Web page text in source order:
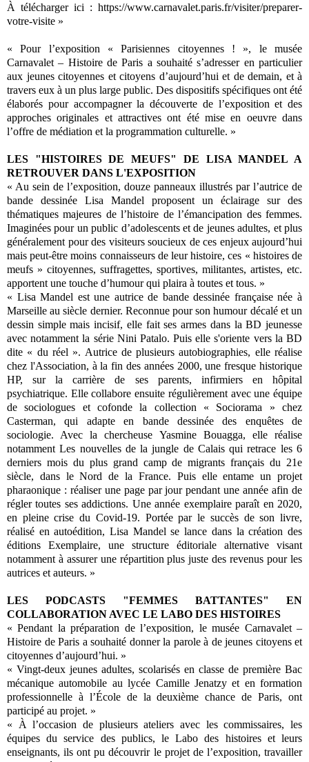
À télécharger ici : https://www.carnavalet.paris.fr/visiter/preparer-
votre-visite »
« Pour l’exposition « Parisiennes citoyennes ! », le musée
Carnavalet – Histoire de Paris a souhaité s’adresser en particulier
aux jeunes citoyennes et citoyens d’aujourd’hui et de demain, et à
travers eux à un plus large public. Des dispositifs spécifiques ont été
élaborés pour accompagner la découverte de l’exposition et des
approches originales et attractives ont été mise en oeuvre dans
l’offre de médiation et la programmation culturelle. »
LES "HISTOIRES DE MEUFS" DE LISA MANDEL A
RETROUVER DANS L'EXPOSITION
« Au sein de l’exposition, douze panneaux illustrés par l’autrice de
bande dessinée Lisa Mandel proposent un éclairage sur des
thématiques majeures de l’histoire de l’émancipation des femmes.
Imaginées pour un public d’adolescents et de jeunes adultes, et plus
généralement pour des visiteurs soucieux de ces enjeux aujourd’hui
mais peut-être moins connaisseurs de leur histoire, ces « histoires de
meufs » citoyennes, suffragettes, sportives, militantes, artistes, etc.
apportent une touche d’humour qui plaira à toutes et tous. »
« Lisa Mandel est une autrice de bande dessinée française née à
Marseille au siècle dernier. Reconnue pour son humour décalé et un
dessin simple mais incisif, elle fait ses armes dans la BD jeunesse
avec notamment la série Nini Patalo. Puis elle s'oriente vers la BD
dite « du réel ». Autrice de plusieurs autobiographies, elle réalise
chez l'Association, à la fin des années 2000, une fresque historique
HP, sur la carrière de ses parents, infirmiers en hôpital
psychiatrique. Elle collabore ensuite régulièrement avec une équipe
de sociologues et cofonde la collection « Sociorama » chez
Casterman, qui adapte en bande dessinée des enquêtes de
sociologie. Avec la chercheuse Yasmine Bouagga, elle réalise
notamment Les nouvelles de la jungle de Calais qui retrace les 6
derniers mois du plus grand camp de migrants français du 21e
siècle, dans le Nord de la France. Puis elle entame un projet
pharaonique : réaliser une page par jour pendant une année afin de
régler toutes ses addictions. Une année exemplaire paraît en 2020,
en pleine crise du Covid-19. Portée par le succès de son livre,
réalisé en autoédition, Lisa Mandel se lance dans la création des
éditions Exemplaire, une structure éditoriale alternative visant
notamment à assurer une répartition plus juste des revenus pour les
autrices et auteurs. »
LES PODCASTS "FEMMES BATTANTES" EN
COLLABORATION AVEC LE LABO DES HISTOIRES
« Pendant la préparation de l’exposition, le musée Carnavalet –
Histoire de Paris a souhaité donner la parole à de jeunes citoyens et
citoyennes d’aujourd’hui. »
« Vingt-deux jeunes adultes, scolarisés en classe de première Bac
mécanique automobile au lycée Camille Jenatzy et en formation
professionnelle à l’École de la deuxième chance de Paris, ont
participé au projet. »
« À l’occasion de plusieurs ateliers avec les commissaires, les
équipes du service des publics, le Labo des histoires et leurs
enseignants, ils ont pu découvrir le projet de l’exposition, travailler